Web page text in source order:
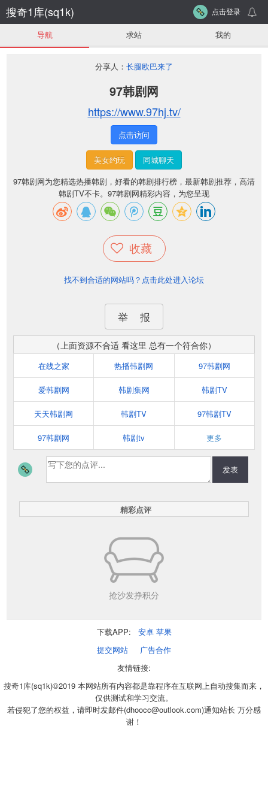
搜奇1库(sq1k) 点击登录
导航 求站 我的
分享人： 长腿欧巴来了
97韩剧网
https://www.97hj.tv/
点击访问
美女约玩
同城聊天
97韩剧网为您精选热播韩剧，好看的韩剧排行榜，最新韩剧推荐，高清
韩剧TV不卡。97韩剧网精彩内容，为您呈现
收藏
找不到合适的网站吗？点击此处进入论坛
举 报
（上面资源不合适 看这里 总有一个符合你）
在线之家 热播韩剧网 97韩剧网
爱韩剧网 韩剧集网 韩剧TV
天天韩剧网 韩剧TV 97韩剧TV
97韩剧网 韩剧tv 更多
发表
精彩点评
抢沙发挣积分
下载APP: 安卓 苹果
提交网站
广告合作
友情链接:
搜奇1库(sq1k)©2019 本网站所有内容都是靠程序在互联网上自动搜集而来，
仅供测试和学习交流。
若侵犯了您的权益，请即时发邮件(dhoocc@outlook.com)通知站长 万分感
谢！